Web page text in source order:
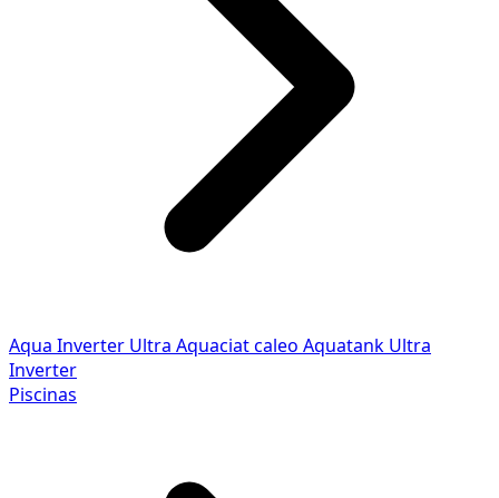
Aqua Inverter Ultra Aquaciat caleo Aquatank Ultra
Inverter
Piscinas